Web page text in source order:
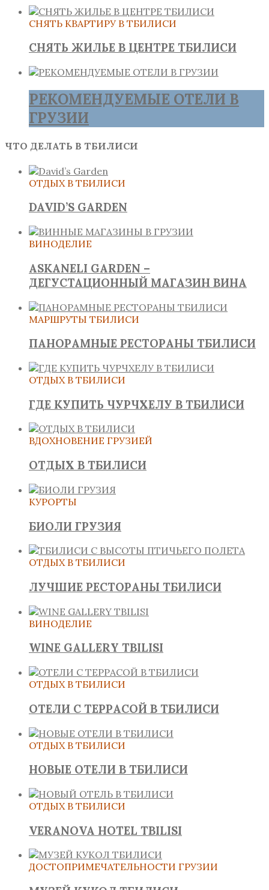
СНЯТЬ КВАРТИРУ В ТБИЛИСИ
СНЯТЬ ЖИЛЬЕ В ЦЕНТРЕ ТБИЛИСИ
РЕКОМЕНДУЕМЫЕ ОТЕЛИ В
ГРУЗИИ
ЧТО ДЕЛАТЬ В ТБИЛИСИ
ОТДЫХ В ТБИЛИСИ
DAVID’S GARDEN
ВИНОДЕЛИЕ
ASKANELI GARDEN –
ДЕГУСТАЦИОННЫЙ МАГАЗИН ВИНА
МАРШРУТЫ ТБИЛИСИ
ПАНОРАМНЫЕ РЕСТОРАНЫ ТБИЛИСИ
ОТДЫХ В ТБИЛИСИ
ГДЕ КУПИТЬ ЧУРЧХЕЛУ В ТБИЛИСИ
ВДОХНОВЕНИЕ ГРУЗИЕЙ
ОТДЫХ В ТБИЛИСИ
КУРОРТЫ
БИОЛИ ГРУЗИЯ
ОТДЫХ В ТБИЛИСИ
ЛУЧШИЕ РЕСТОРАНЫ ТБИЛИСИ
ВИНОДЕЛИЕ
WINE GALLERY TBILISI
ОТДЫХ В ТБИЛИСИ
ОТЕЛИ С ТЕРРАСОЙ В ТБИЛИСИ
ОТДЫХ В ТБИЛИСИ
НОВЫЕ ОТЕЛИ В ТБИЛИСИ
ОТДЫХ В ТБИЛИСИ
VERANOVA HOTEL TBILISI
ДОСТОПРИМЕЧАТЕЛЬНОСТИ ГРУЗИИ